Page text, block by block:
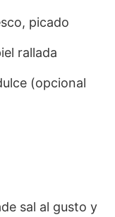
picado
rallada
(opcional
sal al gusto y